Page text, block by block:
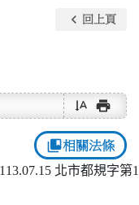
keyboard_arrow_left 回上頁
text_rotate_vertical print
collections_bookmark相關法條
北市都規字第